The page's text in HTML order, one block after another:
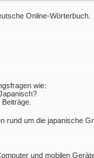
Online-Wörterbuch.
wie:
rund um die japanische
und mobilen